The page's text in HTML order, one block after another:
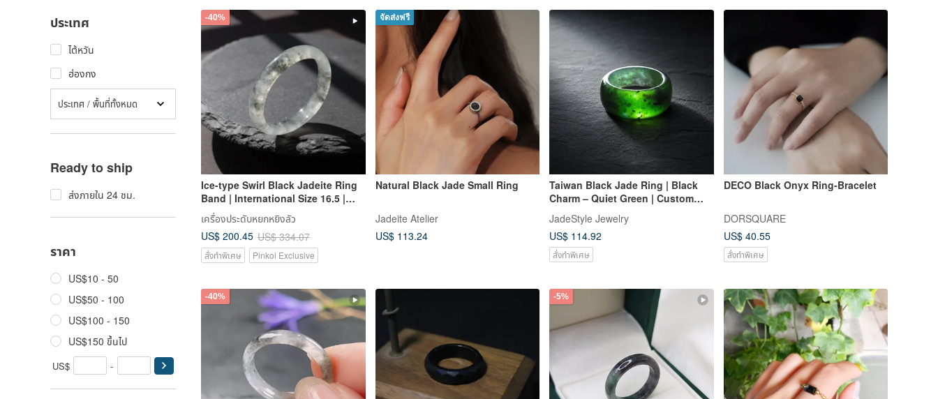
ประเทศ
ไต้หวัน
ฮ่องกง
ประเทศ / พื้นที่ทั้งหมด
Ready to ship
ส่งภายใน 24 ชม.
ราคา
US$10 - 50
US$50 - 100
US$100 - 150
US$150 ขึ้นไป
US$ -
-40%
Ice-type Swirl Black Jadeite Ring
Band | International Size 16.5 |
Natural Burmese Jadeite Grade A |
Gift Idea
เครื่องประดับหยกหยิงลัว
US$ 200.45 US$ 334.07
สั่งทำพิเศษ Pinkoi Exclusive
จัดส่งฟรี
Natural Black Jade Small Ring
Jadeite Atelier
US$ 113.24
Taiwan Black Jade Ring | Black
Charm – Quiet Green | Custom
JadeStyle Jewelry
US$ 114.92
สั่งทำพิเศษ
DECO Black Onyx Ring-Bracelet
DORSQUARE
US$ 40.55
สั่งทำพิเศษ
-40% -5%